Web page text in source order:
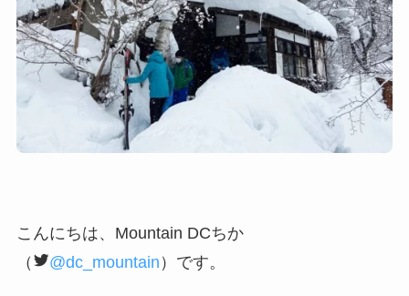
こんにちは、Mountain DCちか
（
@dc_mountain ）です。